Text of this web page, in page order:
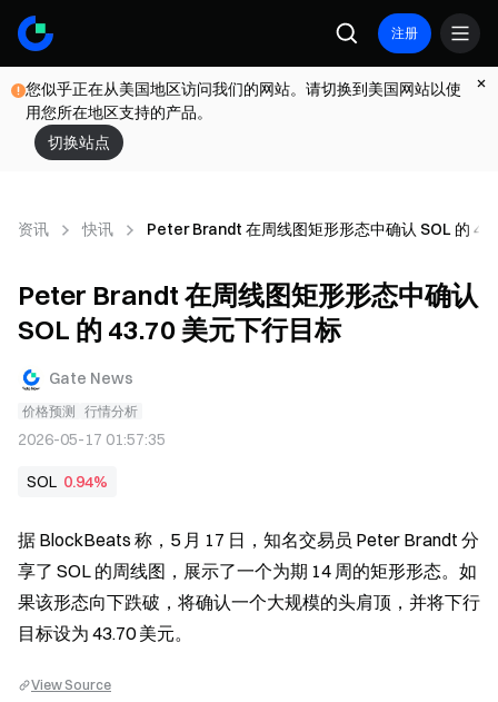
注册
您似乎正在从美国地区访问我们的网站。请切换到美国网站以使
用您所在地区支持的产品。
切换站点
资讯 快讯 Peter Brandt 在周线图矩形形态中确认 SOL 的
Peter Brandt 在周线图矩形形态中确认
SOL 的 43.70 美元下行目标
Gate News
价格预测 行情分析
2026-05-17 01:57:35
SOL 0.94%
据 BlockBeats 称，5 月 17 日，知名交易员 Peter Brandt 分
享了 SOL 的周线图，展示了一个为期 14 周的矩形形态。如
果该形态向下跌破，将确认一个大规模的头肩顶，并将下行
目标设为 43.70 美元。
View Source